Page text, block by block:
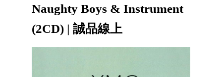
Naughty Boys & Instrument
(2CD) | 誠品線上